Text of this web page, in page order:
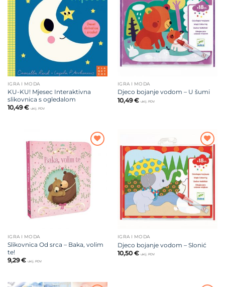
želja
IGRA I MODA
KU-KU! Mjesec Interaktivna
slikovnica s ogledalom
10,49€ uklj. PDV
na listu
želja
IGRA I MODA
Djeco bojanje vodom – U šumi
10,49€ uklj. PDV
Dodajte
na listu
želja
IGRA I MODA
Slikovnica Od srca – Baka, volim
te!
9,29€ uklj. PDV
Dodajte
na listu
želja
IGRA I MODA
Djeco bojanje vodom – Slonić
10,50 € uklj. PDV